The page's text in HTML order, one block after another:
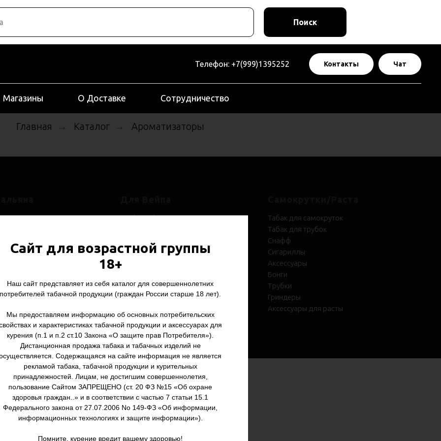
Поиск
Телефон: +7(999)1395252 Контакты Чат
Магазины О Доставке Сотрудничество
Сайт для возрастной группы
18+
Наш сайт представляет из себя каталог для совершеннолетних
потребителей табачной продукции (граждан России старше 18 лет).
Мы предоставляем информацию об основных потребительских
и характеристиках табачной продукции и аксессуарах для
курения (п.1 и п.2 ст.10 Закона «О защите прав Потребителя»).
Дистанционная продажа табака и табачных изделий не
Содержащаяся на сайте информация не является
рекламой табака, табачной продукции и курительных
принадлежностей. Лицам, не достигшим совершеннолетия,
пользование Сайтом ЗАПРЕЩЕНО (ст. 20 ФЗ №15 «Об охране
здоровья граждан..» и в соответствии с частью 7 статьи 15.1
Федерального закона от 27.07.2006 No 149-ФЗ «Об информации,
информационных технологиях и защите информации»).
Помните, курение вредит вашему здоровью!
Главная → Каталог → Ароматизаторы
кальяна
Mod и Pod - системы
Жидкость
Аксессуары и комплектующие
Табак для самокруток
Табак для трубок
Снафф
Сигариллы
Аксессуары
Бонги
Трубки
Гриндеры
Аксессуары для расты